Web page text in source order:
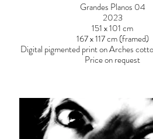
Grandes Planos 04
2023
151 x 101 cm
167 x 117 cm (framed)
Digital pigmented print on Arches
Price on request